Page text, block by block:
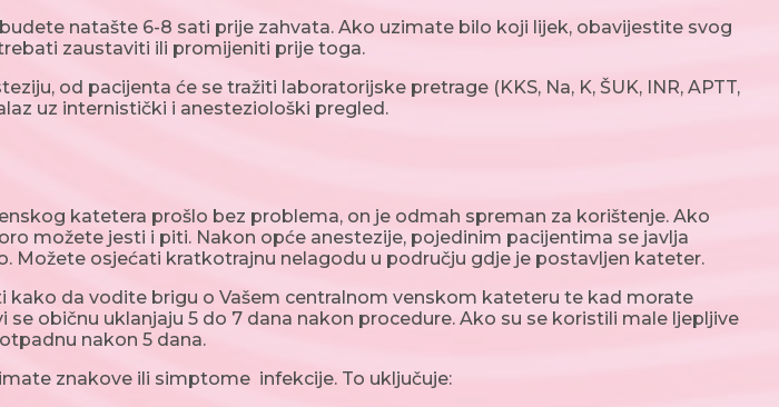
natašte 6-8 sati prije zahvata. Ako uzimate bilo koji lijek, obavijestite svog
zaustaviti ili promijeniti prije toga.
od pacijenta će se tražiti laboratorijske pretrage (KKS, Na, K, ŠUK, INR, APTT,
uz internistički i anesteziološki pregled.
katetera prošlo bez problema, on je odmah spreman za korištenje. Ako
možete jesti i piti. Nakon opće anestezije, pojedinim pacijentima se javlja
Možete osjećati kratkotrajnu nelagodu u području gdje je postavljen kateter.
kako da vodite brigu o Vašem centralnom venskom kateteru te kad morate
se običnu uklanjaju 5 do 7 dana nakon procedure. Ako su se koristili male ljepljive
nakon 5 dana.
znakove ili simptome infekcije. To uključuje: